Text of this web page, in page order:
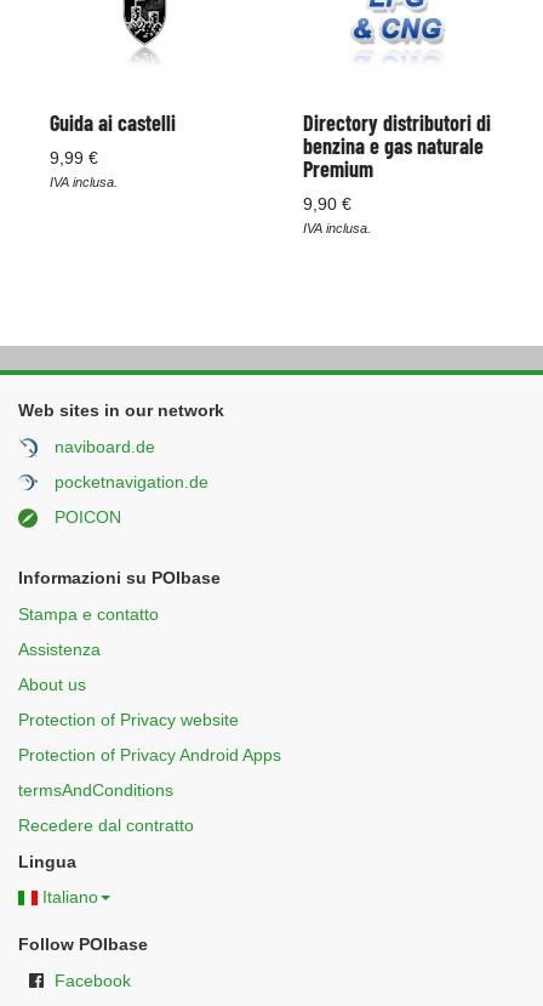
Guida ai castelli
9,99 €
IVA inclusa.
Directory distributori di
benzina e gas naturale
Premium
9,90 €
IVA inclusa.
Web sites in our network
naviboard.de
pocketnavigation.de
POICON
Informazioni su POIbase
Stampa e contatto
Assistenza
About us
Protection of Privacy website
Protection of Privacy Android Apps
termsAndConditions
Recedere dal contratto
Lingua
Italiano
Follow POIbase
Facebook